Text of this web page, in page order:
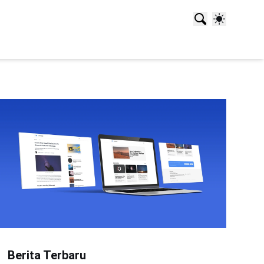
Berita Terbaru